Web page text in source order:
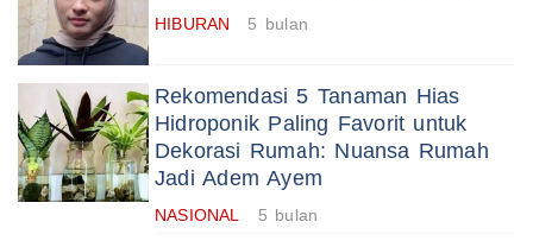
HIBURAN 5 bulan
Rekomendasi 5 Tanaman Hias
Hidroponik Paling Favorit untuk
Dekorasi Rumah: Nuansa Rumah
Jadi Adem Ayem
NASIONAL 5 bulan